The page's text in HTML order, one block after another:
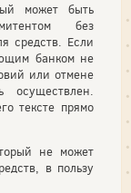
может быть
без
средств. Если
банком не
или отмене
осуществлен.
тексте прямо
не может
в пользу